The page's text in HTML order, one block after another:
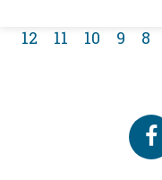
10
11
12